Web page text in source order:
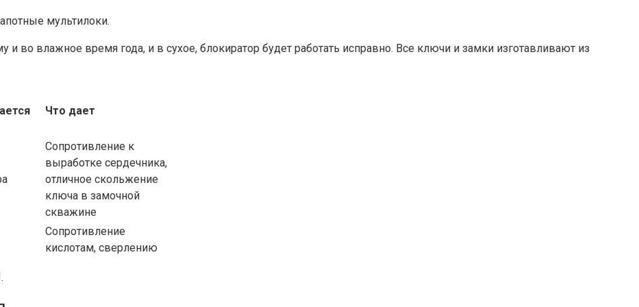
мультилоки.
и во влажное время года, и в сухое, блокиратор будет работать исправно. Все ключи и замки изготавливают из
Что дает
Сопротивление к
выработке сердечника,
отличное скольжение
ключа в замочной
скважине
Сопротивление
кислотам, сверлению